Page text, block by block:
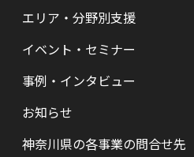
HATSU-SHINKANAGAWA
HATSU起業家支援プログラム
SHINみなとみらい
成長ステージ・ニーズ別支援
起業準備期支援（アイデア段
シード期支援（事業創出段階
アーリー期支援（事業拡大段
エリア・分野別支援
エリア・分野別支援
HATSU-SHIN の支援拠点
県内の支援拠点・コミュニテ
イベント・セミナー
新着情報
カレンダー
事例・インタビュー
インタビュー（一覧）
お知らせ
神奈川県の各事業の問合せ先